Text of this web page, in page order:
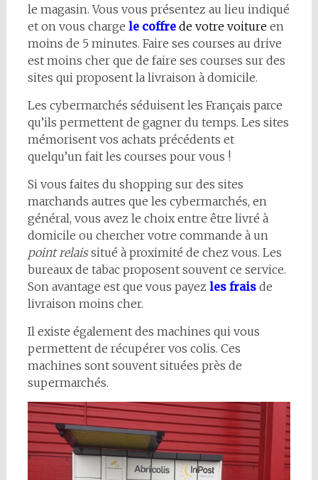
le magasin. Vous vous présentez au lieu indiqué
et on vous charge le coffre de votre voitureen
moins de 5 minutes. Faire ses courses au drive
est moins cher que de faire ses courses sur des
sites qui proposent la livraison à domicile.
Les cybermarchés séduisent les Français parce
qu’ils permettent de gagner du temps. Les sites
mémorisent vos achats précédents et
quelqu’un fait les courses pour vous !
Si vous faites du shopping sur des sites
marchands autres que les cybermarchés, en
général, vous avez le choix entre être livré à
domicile ou chercher votre commande à un
point relaissitué à proximité de chez vous. Les
bureaux de tabac proposent souvent ce service.
Son avantage est que vous payez les fraisde
livraison moins cher.
Il existe également des machines qui vous
permettent de récupérer vos colis. Ces
machines sont souvent situées près de
supermarchés.